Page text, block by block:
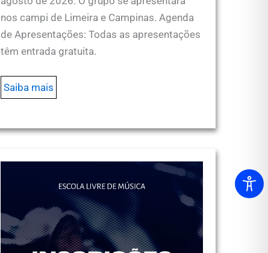
nos campi de Limeira e Campinas. Agenda
de Apresentações: Todas as apresentações
têm entrada gratuita.
Saiba mais